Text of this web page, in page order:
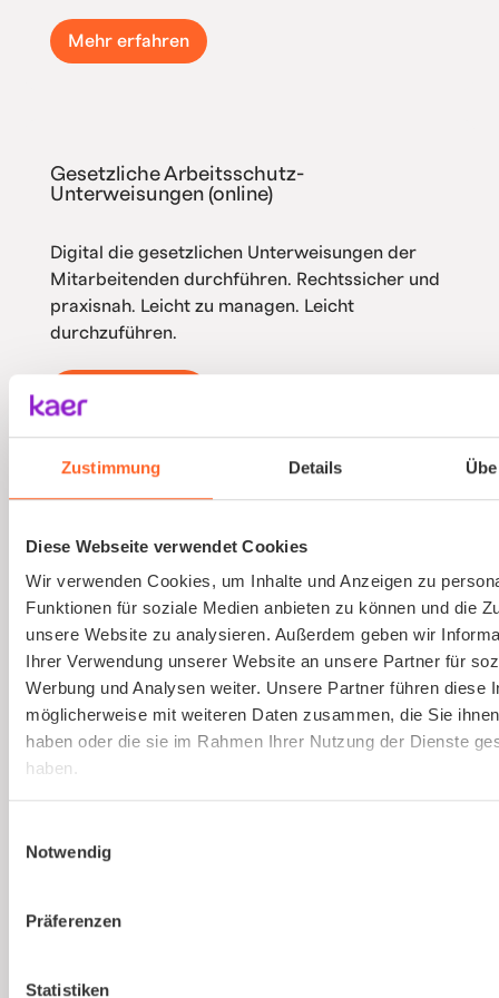
Zustimmung Details
Diese Webseite verwendet Cookies
Wir verwenden Cookies, um Inhalte und Anzeigen zu
Funktionen für soziale Medien anbieten zu können und die
unsere Website zu analysieren. Außerdem geben wir
Ihrer Verwendung unserer Website an unsere Partner für
Werbung und Analysen weiter. Unsere Partner führen diese
möglicherweise mit weiteren Daten zusammen, die Sie
haben oder die sie im Rahmen Ihrer Nutzung der Dienste
haben.
Notwendig
Präferenzen
Statistiken
Mehr erfahren
Gesetzliche Arbeitsschutz-
Unterweisungen (online)
Digital die gesetzlichen Unterweisungen der
Mitarbeitenden durchführen. Rechtssicher und
praxisnah. Leicht zu managen. Leicht
durchzuführen.
(virtuell)
Online und live die Ausbildung zum
Sicherheitsbeauftragten absolvieren. An nur
einem Tag. Strukturierte Schulung, praxisnah
und interessant.
Mehr erfahren